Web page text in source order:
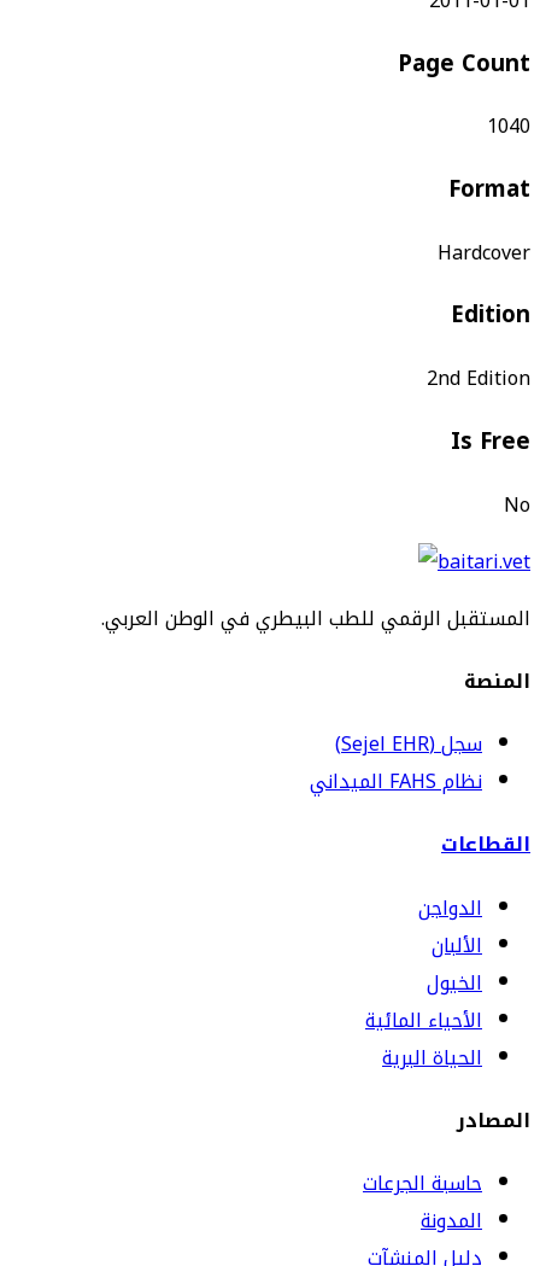
Page Count
1040
Format
Hardcover
Edition
2nd Edition
Is Free
No
المستقبل الرقمي للطب البيطري في الوطن العربي.
المنصة
سجل (Sejel EHR)
نظام FAHS الميداني
القطاعات
الدواجن
الألبان
الخيول
الأحياء المائية
الحياة البرية
المصادر
حاسبة الجرعات
المدونة
دليل المنشآت